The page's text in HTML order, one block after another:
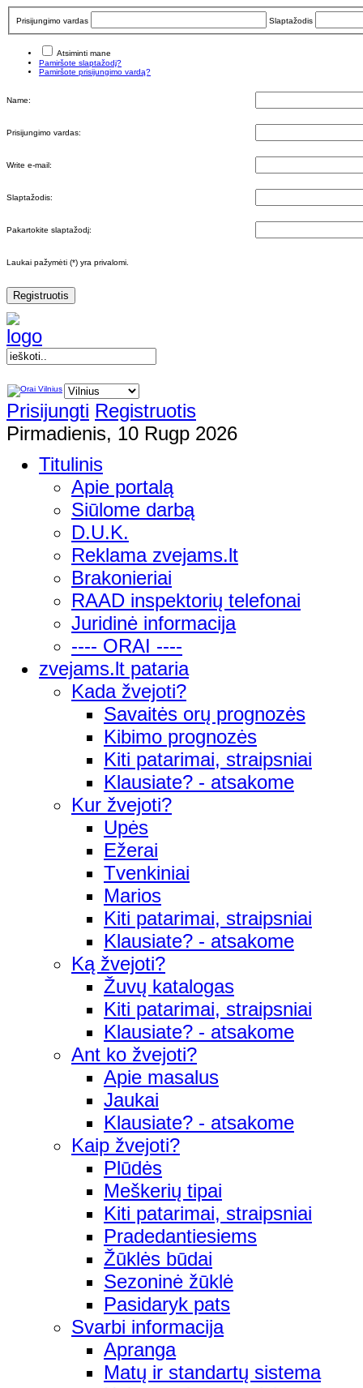
Prisijungimo vardas Slaptažodis
Atsiminti mane
Pamiršote slaptažodį?
Pamiršote prisijungimo vardą?
Name:
Prisijungimo vardas:
Write e-mail:
Slaptažodis:
Pakartokite slaptažodį:
Laukai pažymėti (*) yra privalomi.
Registruotis
Prisijungti Registruotis
Pirmadienis, 10 Rugp 2026
Titulinis
Apie portalą
Siūlome darbą
D.U.K.
Reklama zvejams.lt
Brakonieriai
RAAD inspektorių telefonai
Juridinė informacija
---- ORAI ----
zvejams.lt pataria
Kada žvejoti?
Savaitės orų prognozės
Kibimo prognozės
Kiti patarimai, straipsniai
Klausiate? - atsakome
Kur žvejoti?
Upės
Ežerai
Tvenkiniai
Marios
Kiti patarimai, straipsniai
Klausiate? - atsakome
Ką žvejoti?
Žuvų katalogas
Kiti patarimai, straipsniai
Klausiate? - atsakome
Ant ko žvejoti?
Apie masalus
Jaukai
Klausiate? - atsakome
Kaip žvejoti?
Plūdės
Meškerių tipai
Kiti patarimai, straipsniai
Pradedantiesiems
Žūklės būdai
Sezoninė žūklė
Pasidaryk pats
Svarbi informacija
Apranga
Matų ir standartų sistema